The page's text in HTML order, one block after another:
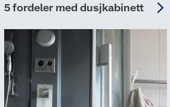
5 fordeler med dusjkabinett